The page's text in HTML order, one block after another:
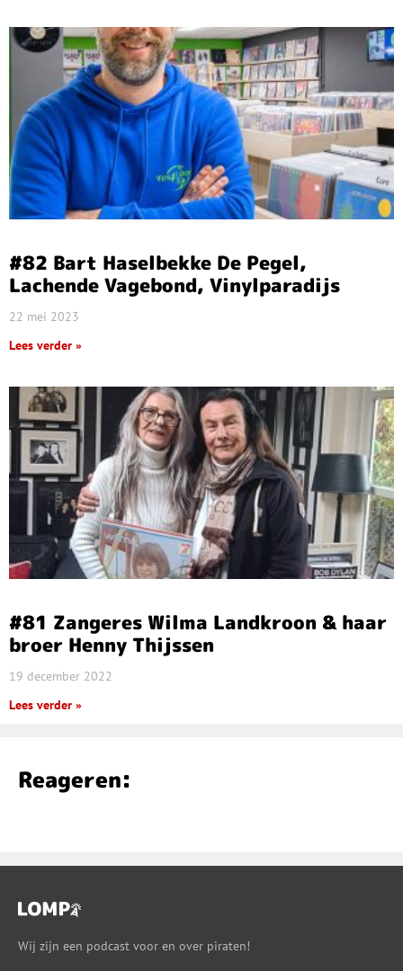
#82 Bart Haselbekke De Pegel,
Lachende Vagebond, Vinylparadijs
22 mei 2023
Lees verder »
#81 Zangeres Wilma Landkroon & haar
broer Henny Thijssen
19 december 2022
Lees verder »
Reageren:
Wij zijn een podcast voor en over piraten!